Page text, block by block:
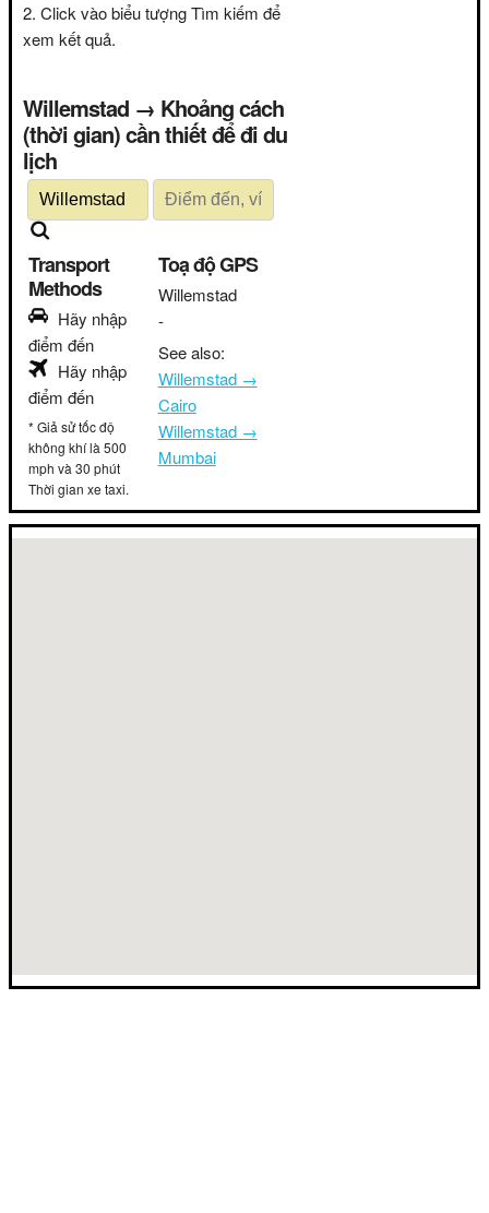
Click vào biểu tượng Tìm kiếm để
xem kết quả.
Willemstad → Khoảng cách
(thời gian) cần thiết để đi du
lịch
Transport
Methods
Hãy nhập
điểm đến
Hãy nhập
điểm đến
* Giả sử tốc độ
không khí là 500
mph và 30 phút
Thời gian xe taxi.
Toạ độ GPS
Willemstad
-
See also:
Willemstad →
Cairo
Willemstad →
Mumbai